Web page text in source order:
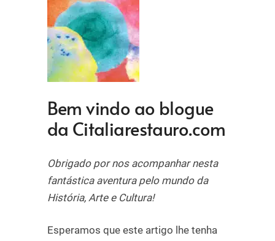
era:
€57,00.
Bem vindo ao blogue
da Citaliarestauro.com
Obrigado por nos acompanhar nesta
fantástica aventura pelo mundo da
História, Arte e Cultura!
Esperamos que este artigo lhe tenha